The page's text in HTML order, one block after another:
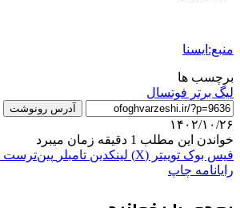
منبع:ایسنا
برچسب ها
ليگ برتر فوتسال
آدرس رونوشت
۱۴۰۲/۱۰/۲۶
خواندن این مطلب 1 دقیقه زمان میبرد
فیس بوک توییتر (X) لینکدین ‫تامبلر ‫پین‌ترست
رایانامه چاپ